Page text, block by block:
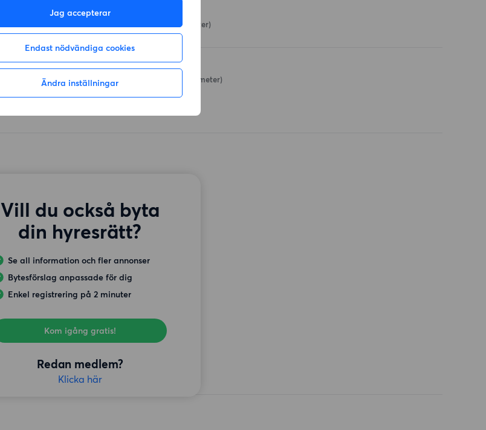
Jag accepterar
Endast nödvändiga cookies
Ändra inställningar
Coop Örnsberg
(422 meter)
ICA Hallen, Axelsberg
(511 meter)
Vill du också byta
din hyresrätt?
Se all information och fler annonser
Bytesförslag anpassade för dig
Enkel registrering på 2 minuter
Kom igång gratis!
Redan medlem?
Klicka här